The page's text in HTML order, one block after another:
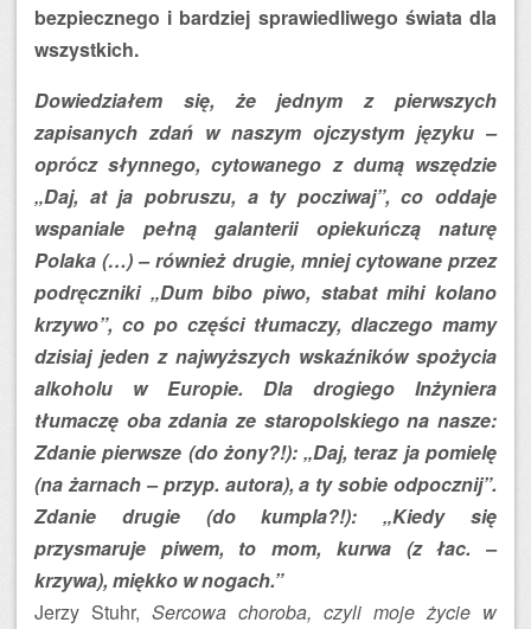
bezpiecznego i bardziej sprawiedliwego świata dla
wszystkich.
Dowiedziałem się, że jednym z pierwszych
zapisanych zdań w naszym ojczystym języku –
oprócz słynnego, cytowanego z dumą wszędzie
„Daj, at ja pobruszu, a ty pocziwaj”, co oddaje
wspaniale pełną galanterii opiekuńczą naturę
Polaka (…) – również drugie, mniej cytowane przez
podręczniki „Dum bibo piwo, stabat mihi kolano
krzywo”, co po części tłumaczy, dlaczego mamy
dzisiaj jeden z najwyższych wskaźników spożycia
alkoholu w Europie. Dla drogiego Inżyniera
tłumaczę oba zdania ze staropolskiego na nasze:
Zdanie pierwsze (do żony?!): „Daj, teraz ja pomielę
(na żarnach – przyp. autora), a ty sobie odpocznij”.
Zdanie drugie (do kumpla?!): „Kiedy się
przysmaruje piwem, to mom, kurwa (z łac. –
krzywa), miękko w nogach.”
Jerzy Stuhr, Sercowa choroba, czyli moje życie w